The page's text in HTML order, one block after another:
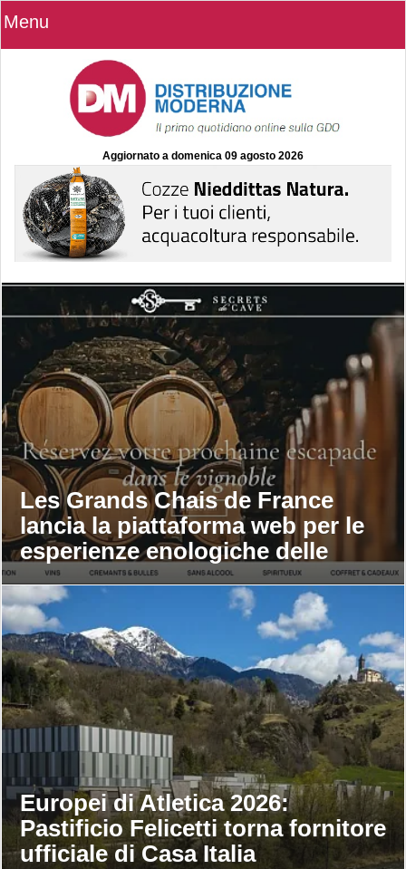
Menu
Aggiornato a domenica 09 agosto 2026
Les Grands Chais de France
lancia la piattaforma web per le
esperienze enologiche delle
maison
Europei di Atletica 2026:
Pastificio Felicetti torna fornitore
ufficiale di Casa Italia